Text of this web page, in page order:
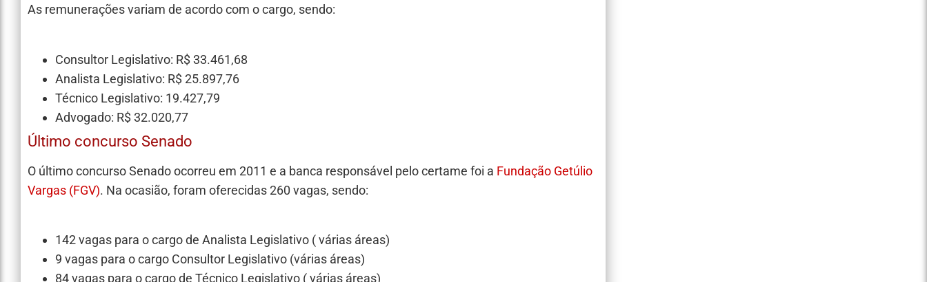
As remunerações variam de acordo com o cargo, sendo:
Consultor Legislativo: R$ 33.461,68
Analista Legislativo: R$ 25.897,76
Técnico Legislativo: 19.427,79
Advogado: R$ 32.020,77
Último concurso Senado
O último concurso Senado ocorreu em 2011 e a banca responsável pelo certame foi a Fundação Getúlio
Vargas (FGV). Na ocasião, foram oferecidas 260 vagas, sendo:
142 vagas para o cargo de Analista Legislativo ( várias áreas)
9 vagas para o cargo Consultor Legislativo (várias áreas)
84 vagas para o cargo de Técnico Legislativo ( várias áreas)